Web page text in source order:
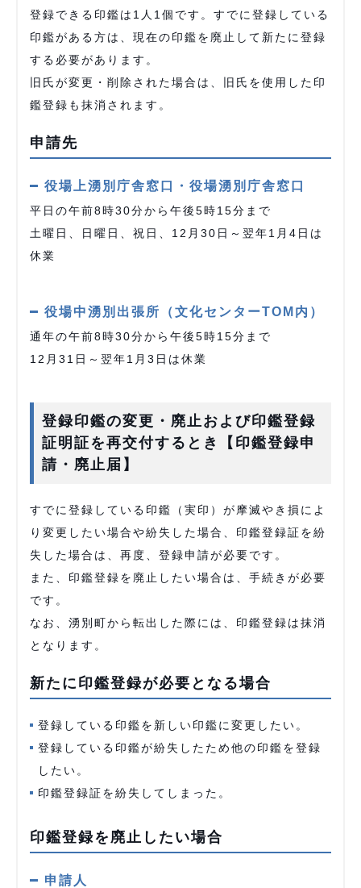
登録できる印鑑は1人1個です。すでに登録している
印鑑がある方は、現在の印鑑を廃止して新たに登録
する必要があります。
旧氏が変更・削除された場合は、旧氏を使用した印
鑑登録も抹消されます。
申請先
役場上湧別庁舎窓口・役場湧別庁舎窓口
平日の午前8時30分から午後5時15分まで
土曜日、日曜日、祝日、12月30日～翌年1月4日は
休業
役場中湧別出張所（文化センターTOM内）
通年の午前8時30分から午後5時15分まで
12月31日～翌年1月3日は休業
登録印鑑の変更・廃止および印鑑登録
証明証を再交付するとき【印鑑登録申
請・廃止届】
すでに登録している印鑑（実印）が摩滅やき損によ
り変更したい場合や紛失した場合、印鑑登録証を紛
失した場合は、再度、登録申請が必要です。
また、印鑑登録を廃止したい場合は、手続きが必要
です。
なお、湧別町から転出した際には、印鑑登録は抹消
となります。
新たに印鑑登録が必要となる場合
登録している印鑑を新しい印鑑に変更したい。
登録している印鑑が紛失したため他の印鑑を登録
したい。
印鑑登録証を紛失してしまった。
印鑑登録を廃止したい場合
申請人